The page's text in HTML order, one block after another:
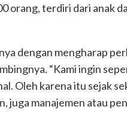
orang, terdiri dari anak
dengan mengharap
“Kami ingin
Oleh karena itu sejak
juga manajemen atau